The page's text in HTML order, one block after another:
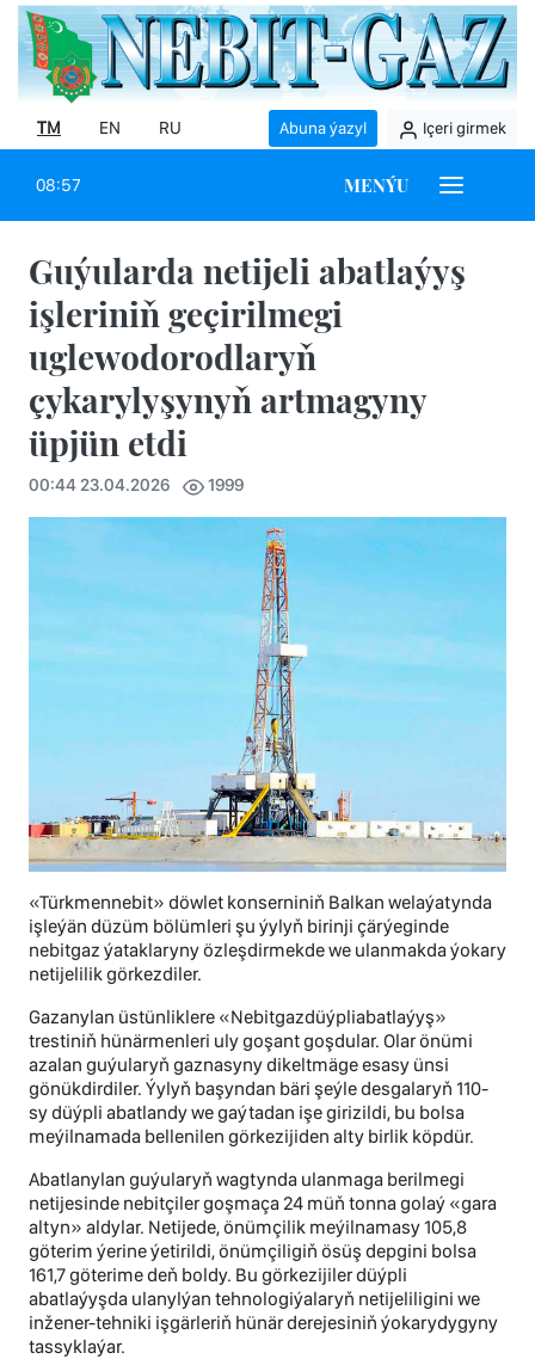
TM EN RU Abuna ýazyl Içeri girmek
08:57 MENÝU
Guýularda netijeli abatlaýyş
işleriniň geçirilmegi
uglewodorodlaryň
çykarylyşynyň artmagyny
üpjün etdi
00:44 23.04.2026 1999
«Türkmennebit» döwlet konserniniň Balkan welaýatynda
işleýän düzüm bölümleri şu ýylyň birinji çärýeginde
nebitgaz ýataklaryny özleşdirmekde we ulanmakda ýokary
netijelilik görkezdiler.
Gazanylan üstünliklere «Nebitgazdüýpliabatlaýyş»
trestiniň hünärmenleri uly goşant goşdular. Olar önümi
azalan guýularyň gaznasyny dikeltmäge esasy ünsi
gönükdirdiler. Ýylyň başyndan bäri şeýle desgalaryň 110-
sy düýpli abatlandy we gaýtadan işe girizildi, bu bolsa
meýilnamada bellenilen görkezijiden alty birlik köpdür.
Abatlanylan guýularyň wagtynda ulanmaga berilmegi
netijesinde nebitçiler goşmaça 24 müň tonna golaý «gara
altyn» aldylar. Netijede, önümçilik meýilnamasy 105,8
göterim ýerine ýetirildi, önümçiligiň ösüş depgini bolsa
161,7 göterime deň boldy. Bu görkezijiler düýpli
abatlaýyşda ulanylýan tehnologiýalaryň netijeliligini we
inžener-tehniki işgärleriň hünär derejesiniň ýokarydygyny
tassyklaýar.